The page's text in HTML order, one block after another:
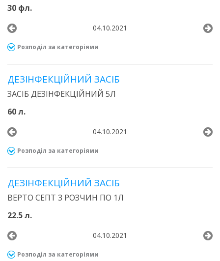
30 фл.
04.10.2021
Розподіл за категоріями
ДЕЗІНФЕКЦІЙНИЙ ЗАСІБ
ЗАСІБ ДЕЗІНФЕКЦІЙНИЙ 5Л
60 л.
04.10.2021
Розподіл за категоріями
ДЕЗІНФЕКЦІЙНИЙ ЗАСІБ
ВЕРТО СЕПТ 3 РОЗЧИН ПО 1Л
22.5 л.
04.10.2021
Розподіл за категоріями